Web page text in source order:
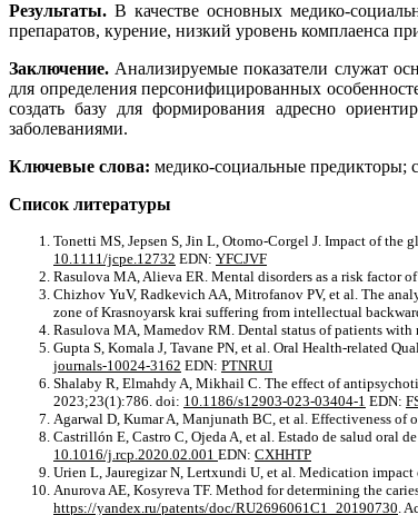
Результаты.В качестве основных медико-
препаратов, курение, низкий уровень комплаенса
Заключение. Анализируемые показатели служат
для определения персонифицированных
создать базу для формирования адресно
заболеваниями.
Ключевые слова: медико-социальные предикторы;
Список литературы
Tonetti MS, Jepsen S, Jin L, Otomo-Corgel J. Impact of
10.1111/jcpe.12732 EDN: YFCJVF
Rasulova MA, Alieva ER. Mental disorders as a risk factor
Chizhov YuV, Radkevich AA, Mitrofanov PV, et al. The
zone of Krasnoyarsk krai suffering from intellectual
Rasulova MA, Mamedov RM. Dental status of patients with
Gupta S, Komala J, Tavane PN, et al. Oral Health-related
journals-10024-3162 EDN: PTNRUI
Shalaby R, Elmahdy A, Mikhail C. The effect of
2023;23(1):786. doi: 10.1186/s12903-023-03404-1 EDN:
Agarwal D, Kumar A, Manjunath BC, et al. Effectiveness
Castrillón E, Castro C, Ojeda A, et al. Estado de salud oral
10.1016/j.rcp.2020.02.001 EDN: CXHHTP
Urien L, Jauregizar N, Lertxundi U, et al. Medication
Anurova AE, Kosyreva TF. Method for determining the
https://yandex.ru/patents/doc/RU2696061C1_20190730.